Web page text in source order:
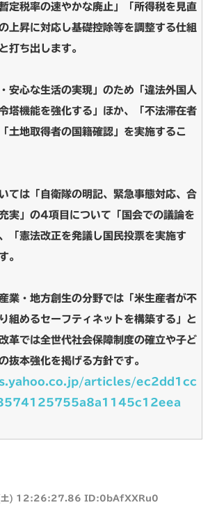
定税率の速やかな廃止」「所得税を見直
上昇に対応し基礎控除等を調整する仕組
打ち出します。
安心な生活の実現」のため「違法外国人
塔機能を強化する」ほか、「不法滞在者
土地取得者の国籍確認」を実施するこ
ては「自衛隊の明記、緊急事態対応、合
実」の4項目について「国会での議論を
「憲法改正を発議し国民投票を実施す
。
業・地方創生の分野では「米生産者が不
組めるセーフティネットを構築する」と
革では全世代社会保障制度の確立や子ど
抜本強化を掲げる方針です。
articles/ec2dd1cc
) 12:26:27.86 ID:0bAfXXRu0